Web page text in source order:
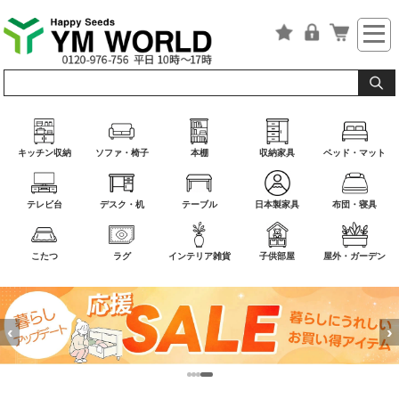
キッチン収納 ソファ・椅子 本棚 収納家具 ベッド・マット
テレビ台 デスク・机 テーブル 日本製家具 布団・寝具
こたつ ラグ インテリア雑貨 子供部屋 屋外・ガーデン
‹ ›